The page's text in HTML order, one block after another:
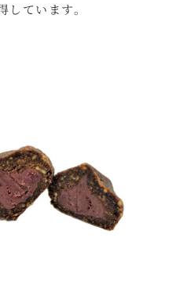
しています。